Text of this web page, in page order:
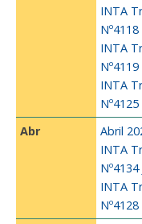
INTA
Nº4118
INTA
Nº4119
INTA
Nº4125
Abr
Abril
INTA
Nº4134
INTA
Nº4128